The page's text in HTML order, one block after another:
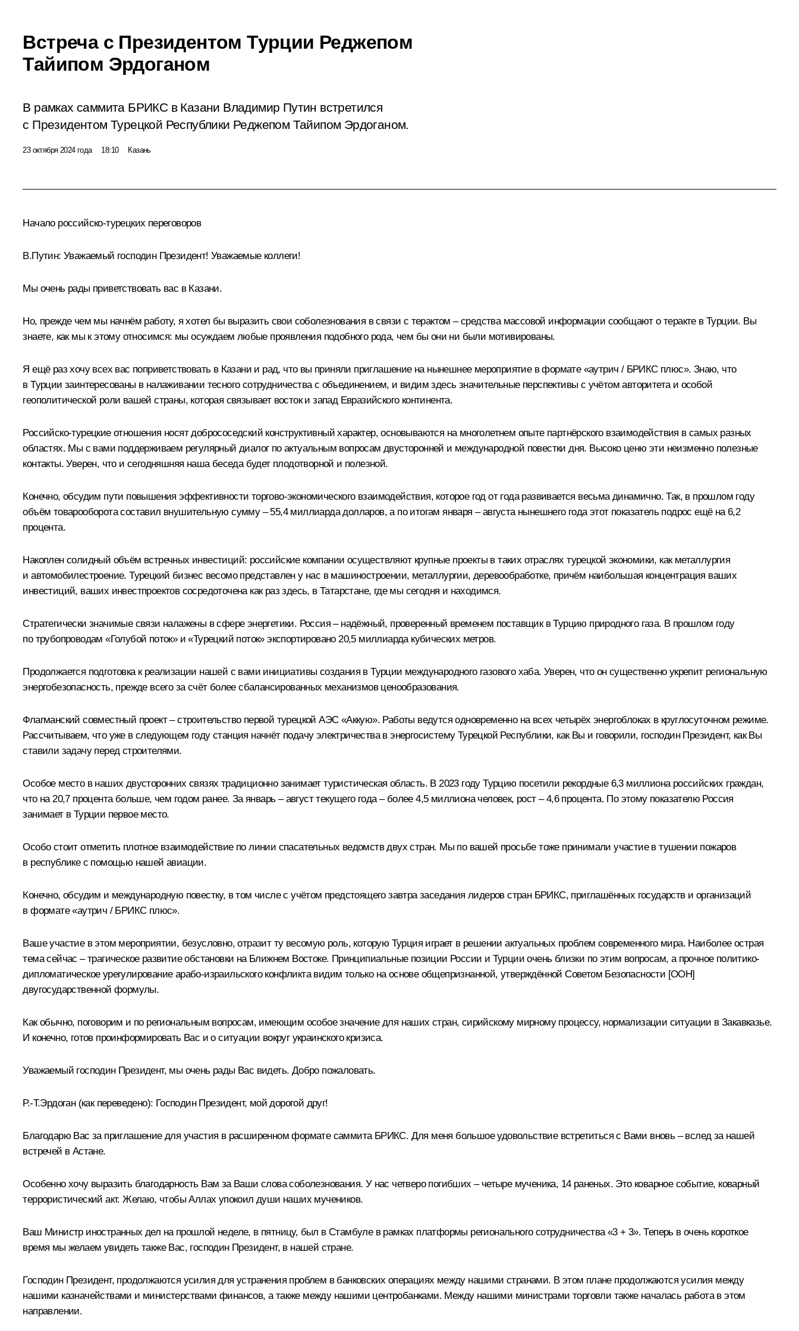
Встреча с Президентом Турции Реджепом
Тайипом Эрдоганом
В рамках саммита БРИКС в Казани Владимир Путин встретился
с Президентом Турецкой Республики Реджепом Тайипом Эрдоганом.
23 октября 2024 года 18:10 Казань
Начало российско-турецких переговоров
В.Путин: Уважаемый господин Президент! Уважаемые коллеги!
Мы очень рады приветствовать вас в Казани.
Но, прежде чем мы начнём работу, я хотел бы выразить свои соболезнования в связи с терактом – средства массовой информации сообщают о теракте в Турции. Вы
знаете, как мы к этому относимся: мы осуждаем любые проявления подобного рода, чем бы они ни были мотивированы.
Я ещё раз хочу всех вас поприветствовать в Казани и рад, что вы приняли приглашение на нынешнее мероприятие в формате «аутрич / БРИКС плюс». Знаю, что
в Турции заинтересованы в налаживании тесного сотрудничества с объединением, и видим здесь значительные перспективы с учётом авторитета и особой
геополитической роли вашей страны, которая связывает восток и запад Евразийского континента.
Российско-турецкие отношения носят добрососедский конструктивный характер, основываются на многолетнем опыте партнёрского взаимодействия в самых разных
областях. Мы с вами поддерживаем регулярный диалог по актуальным вопросам двусторонней и международной повестки дня. Высоко ценю эти неизменно полезные
контакты. Уверен, что и сегодняшняя наша беседа будет плодотворной и полезной.
Конечно, обсудим пути повышения эффективности торгово-экономического взаимодействия, которое год от года развивается весьма динамично. Так, в прошлом году
объём товарооборота составил внушительную сумму – 55,4 миллиарда долларов, а по итогам января – августа нынешнего года этот показатель подрос ещё на 6,2
процента.
Накоплен солидный объём встречных инвестиций: российские компании осуществляют крупные проекты в таких отраслях турецкой экономики, как металлургия
и автомобилестроение. Турецкий бизнес весомо представлен у нас в машиностроении, металлургии, деревообработке, причём наибольшая концентрация ваших
инвестиций, ваших инвестпроектов сосредоточена как раз здесь, в Татарстане, где мы сегодня и находимся.
Стратегически значимые связи налажены в сфере энергетики. Россия – надёжный, проверенный временем поставщик в Турцию природного газа. В прошлом году
по трубопроводам «Голубой поток» и «Турецкий поток» экспортировано 20,5 миллиарда кубических метров.
Продолжается подготовка к реализации нашей с вами инициативы создания в Турции международного газового хаба. Уверен, что он существенно укрепит региональную
энергобезопасность, прежде всего за счёт более сбалансированных механизмов ценообразования.
Флагманский совместный проект – строительство первой турецкой АЭС «Аккую». Работы ведутся одновременно на всех четырёх энергоблоках в круглосуточном режиме.
Рассчитываем, что уже в следующем году станция начнёт подачу электричества в энергосистему Турецкой Республики, как Вы и говорили, господин Президент, как Вы
ставили задачу перед строителями.
Особое место в наших двусторонних связях традиционно занимает туристическая область. В 2023 году Турцию посетили рекордные 6,3 миллиона российских граждан,
что на 20,7 процента больше, чем годом ранее. За январь – август текущего года – более 4,5 миллиона человек, рост – 4,6 процента. По этому показателю Россия
занимает в Турции первое место.
Особо стоит отметить плотное взаимодействие по линии спасательных ведомств двух стран. Мы по вашей просьбе тоже принимали участие в тушении пожаров
в республике с помощью нашей авиации.
Конечно, обсудим и международную повестку, в том числе с учётом предстоящего завтра заседания лидеров стран БРИКС, приглашённых государств и организаций
в формате «аутрич / БРИКС плюс».
Ваше участие в этом мероприятии, безусловно, отразит ту весомую роль, которую Турция играет в решении актуальных проблем современного мира. Наиболее острая
тема сейчас – трагическое развитие обстановки на Ближнем Востоке. Принципиальные позиции России и Турции очень близки по этим вопросам, а прочное политико-
дипломатическое урегулирование арабо-израильского конфликта видим только на основе общепризнанной, утверждённой Советом Безопасности [ООН]
двугосударственной формулы.
Как обычно, поговорим и по региональным вопросам, имеющим особое значение для наших стран, сирийскому мирному процессу, нормализации ситуации в Закавказье.
И конечно, готов проинформировать Вас и о ситуации вокруг украинского кризиса.
Уважаемый господин Президент, мы очень рады Вас видеть. Добро пожаловать.
Р.-Т.Эрдоган (как переведено): Господин Президент, мой дорогой друг!
Благодарю Вас за приглашение для участия в расширенном формате саммита БРИКС. Для меня большое удовольствие встретиться с Вами вновь – вслед за нашей
встречей в Астане.
Особенно хочу выразить благодарность Вам за Ваши слова соболезнования. У нас четверо погибших – четыре мученика, 14 раненых. Это коварное событие, коварный
террористический акт. Желаю, чтобы Аллах упокоил души наших мучеников.
Ваш Министр иностранных дел на прошлой неделе, в пятницу, был в Стамбуле в рамках платформы регионального сотрудничества «3 + 3». Теперь в очень короткое
время мы желаем увидеть также Вас, господин Президент, в нашей стране.
Господин Президент, продолжаются усилия для устранения проблем в банковских операциях между нашими странами. В этом плане продолжаются усилия между
нашими казначействами и министерствами финансов, а также между нашими центробанками. Между нашими министрами торговли также началась работа в этом
направлении.